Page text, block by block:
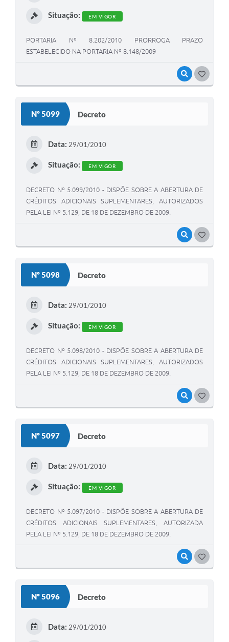
VISUALIZAR
Situação: EM VIGOR
PORTARIA Nº 8.202/2010 PRORROGA PRAZO
ESTABELECIDO NA PORTARIA Nº 8.148/2009
Nº 5099 Decreto
VISUALIZAR
Data: 29/01/2010
Situação: EM VIGOR
DECRETO Nº 5.099/2010 - DISPÕE SOBRE A ABERTURA DE
CRÉDITOS ADICIONAIS SUPLEMENTARES, AUTORIZADOS
PELA LEI Nº 5.129, DE 18 DE DEZEMBRO DE 2009.
Nº 5098 Decreto
VISUALIZAR
Data: 29/01/2010
Situação: EM VIGOR
DECRETO Nº 5.098/2010 - DISPÕE SOBRE A ABERTURA DE
CRÉDITOS ADICIONAIS SUPLEMENTARES, AUTORIZADOS
PELA LEI Nº 5.129, DE 18 DE DEZEMBRO DE 2009.
Nº 5097 Decreto
VISUALIZAR
Data: 29/01/2010
Situação: EM VIGOR
DECRETO Nº 5.097/2010 - DISPÕE SOBRE A ABERTURA DE
CRÉDITOS ADICIONAIS SUPLEMENTARES, AUTORIZADA
PELA LEI Nº 5.129, DE 18 DE DEZEMBRO DE 2009.
Nº 5096 Decreto
Data: 29/01/2010